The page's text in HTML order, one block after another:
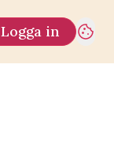
Logga in